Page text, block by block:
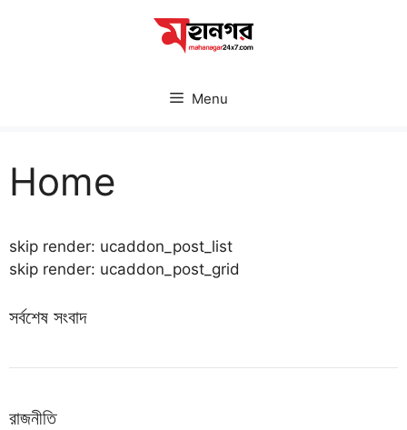
Menu
Home
skip render: ucaddon_post_list
skip render: ucaddon_post_grid
সর্বশেষ সংবাদ
রাজনীতি